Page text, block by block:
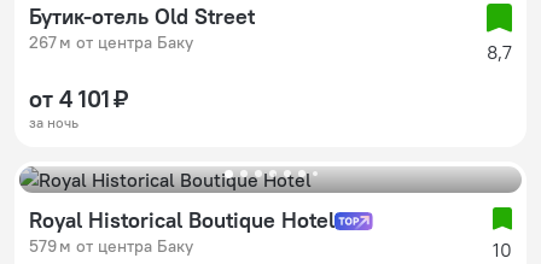
Бутик-отель Old Street
267 м от центра Баку 8,7
от 4 101 ₽
за ночь
Royal Historical Boutique Hotel
579 м от центра Баку 10